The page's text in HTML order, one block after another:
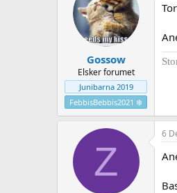
Gossow
Elsker forumet
Junibarna 2019
FebbisBebbis2021 ❄️
Z
6